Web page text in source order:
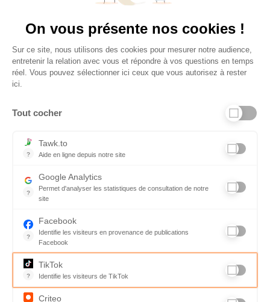
FAQ - réponses à vos questions
Conditions Générales de Service
Charte qualité
Code de déontologie
On vous présente nos cookies !
Sur ce site, nous utilisons des cookies pour mesurer notre audience,
entretenir la relation avec vous et répondre à vos questions en temps
réel. Vous pouvez sélectionner ici ceux que vous autorisez à rester
ici.
Tout cocher
?
Tawk.to
Aide en ligne depuis notre site
?
Google Analytics
Permet d'analyser les statistiques de consultation de notre
site
?
Facebook
Identifie les visiteurs en provenance de publications
Facebook
Parce que vous ne venez pas tous les jours sur notre site, ce
?
TikTok
Identifie les visiteurs de TikTok
Permet de suivre les actions du visiteur sur le site web, et de
Criteo